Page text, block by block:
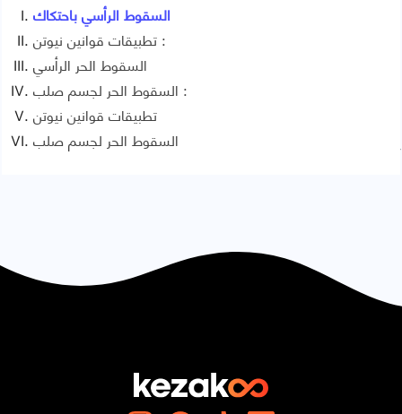
السقوط الرأسي باحتكاك
تطبيقات قوانين نيوتن :
السقوط الحر الرأسي
السقوط الحر لجسم صلب :
تطبيقات قوانين نيوتن
السقوط الحر لجسم صلب